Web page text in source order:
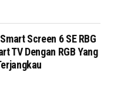
Screen 6 SE RBG
TV Dengan RGB Yang